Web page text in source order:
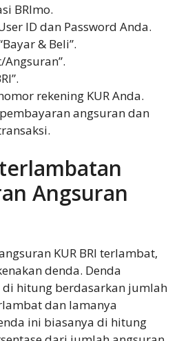
BRImo.
ID dan Password Anda.
& Beli”.
Angsuran”.
rekening KUR Anda.
angsuran dan
Angsuran
KUR BRI terlambat,
denda. Denda
hitung berdasarkan jumlah
dan lamanya
ini biasanya di hitung